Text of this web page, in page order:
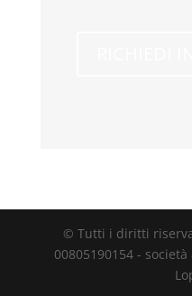
© Tutti i diritti
00805190154 -